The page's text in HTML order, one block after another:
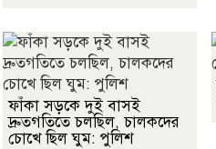
ফাঁকা সড়কে দুই বাসই
দ্রুতগতিতে চলছিল, চালকদের
চোখে ছিল ঘুম: পুলিশ